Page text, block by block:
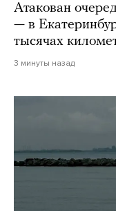
Атакован
— в
тысячах
3 минуты назад